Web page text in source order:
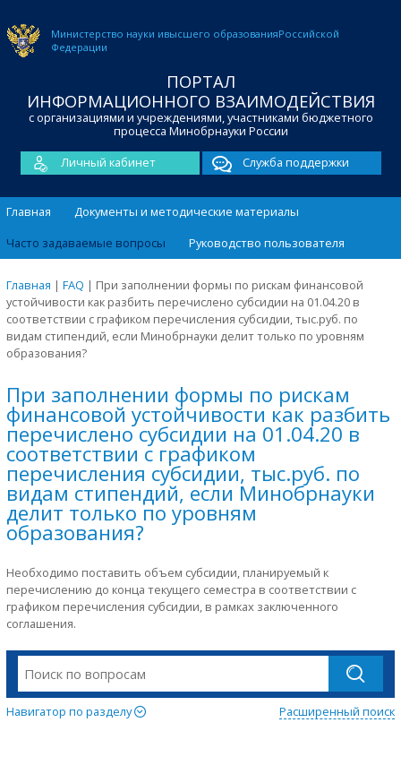
Министерство науки ивысшего образованияРоссийской
Федерации
ПОРТАЛ
ИНФОРМАЦИОННОГО ВЗАИМОДЕЙСТВИЯ
с организациями и учреждениями, участниками бюджетного
процесса Минобрнауки России
Личный кабинет
Служба поддержки
Главная
Документы и методические материалы
Часто задаваемые вопросы
Руководство пользователя
Главная | FAQ | При заполнении формы по рискам финансовой
устойчивости как разбить перечислено субсидии на 01.04.20 в
соответствии с графиком перечисления субсидии, тыс.руб. по
видам стипендий, если Минобрнауки делит только по уровням
образования?
При заполнении формы по рискам
финансовой устойчивости как разбить
перечислено субсидии на 01.04.20 в
соответствии с графиком
перечисления субсидии, тыс.руб. по
видам стипендий, если Минобрнауки
делит только по уровням
образования?
Необходимо поставить объем субсидии, планируемый к
перечислению до конца текущего семестра в соответствии с
графиком перечисления субсидии, в рамках заключенного
соглашения.
Навигатор по разделу Расширенный поиск